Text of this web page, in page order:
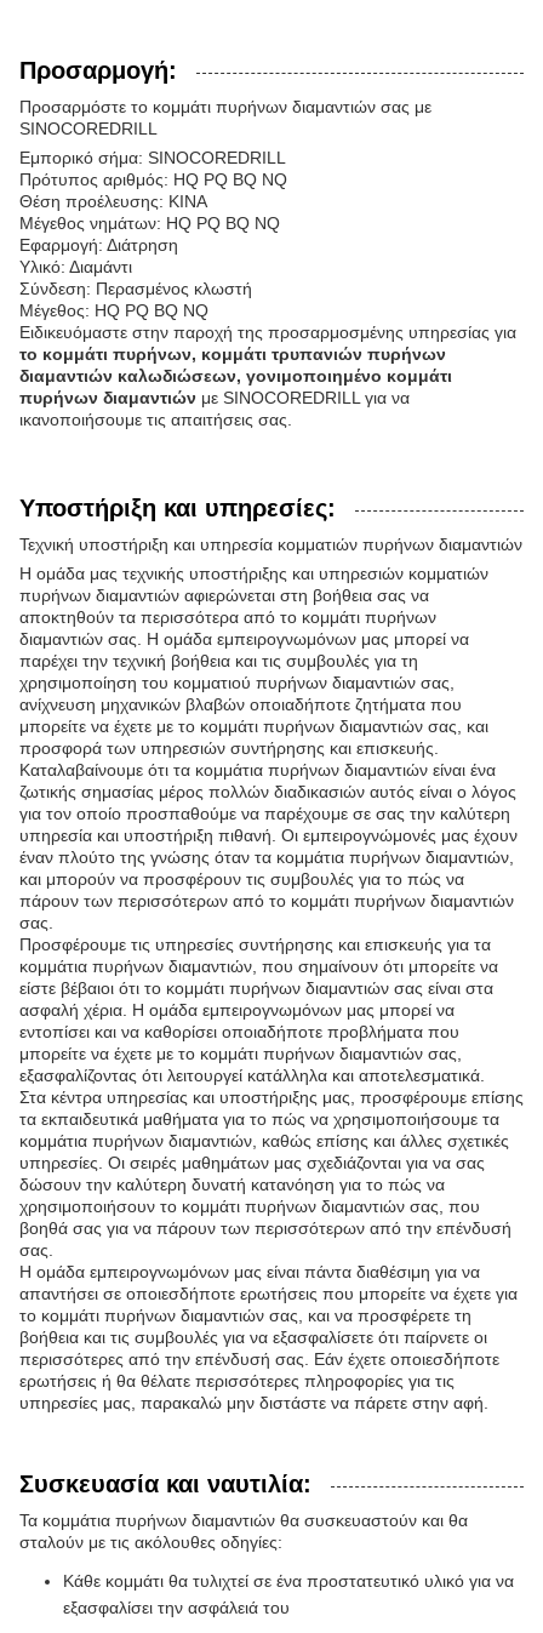
Προσαρμογή:
Προσαρμόστε το κομμάτι πυρήνων διαμαντιών σας με
SINOCOREDRILL
Εμπορικό σήμα: SINOCOREDRILL
Πρότυπος αριθμός: HQ PQ BQ NQ
Θέση προέλευσης: ΚΙΝΑ
Μέγεθος νημάτων: HQ PQ BQ NQ
Εφαρμογή: Διάτρηση
Υλικό: Διαμάντι
Σύνδεση: Περασμένος κλωστή
Μέγεθος: HQ PQ BQ NQ
Ειδικευόμαστε στην παροχή της προσαρμοσμένης υπηρεσίας για
το κομμάτι πυρήνων, κομμάτι τρυπανιών πυρήνων
διαμαντιών καλωδιώσεων, γονιμοποιημένο κομμάτι
πυρήνων διαμαντιών με SINOCOREDRILL για να
ικανοποιήσουμε τις απαιτήσεις σας.
Υποστήριξη και υπηρεσίες:
Τεχνική υποστήριξη και υπηρεσία κομματιών πυρήνων διαμαντιών
Η ομάδα μας τεχνικής υποστήριξης και υπηρεσιών κομματιών
πυρήνων διαμαντιών αφιερώνεται στη βοήθεια σας να
αποκτηθούν τα περισσότερα από το κομμάτι πυρήνων
διαμαντιών σας. Η ομάδα εμπειρογνωμόνων μας μπορεί να
παρέχει την τεχνική βοήθεια και τις συμβουλές για τη
χρησιμοποίηση του κομματιού πυρήνων διαμαντιών σας,
ανίχνευση μηχανικών βλαβών οποιαδήποτε ζητήματα που
μπορείτε να έχετε με το κομμάτι πυρήνων διαμαντιών σας, και
προσφορά των υπηρεσιών συντήρησης και επισκευής.
Καταλαβαίνουμε ότι τα κομμάτια πυρήνων διαμαντιών είναι ένα
ζωτικής σημασίας μέρος πολλών διαδικασιών αυτός είναι ο λόγος
για τον οποίο προσπαθούμε να παρέχουμε σε σας την καλύτερη
υπηρεσία και υποστήριξη πιθανή. Οι εμπειρογνώμονές μας έχουν
έναν πλούτο της γνώσης όταν τα κομμάτια πυρήνων διαμαντιών,
και μπορούν να προσφέρουν τις συμβουλές για το πώς να
πάρουν των περισσότερων από το κομμάτι πυρήνων διαμαντιών
σας.
Προσφέρουμε τις υπηρεσίες συντήρησης και επισκευής για τα
κομμάτια πυρήνων διαμαντιών, που σημαίνουν ότι μπορείτε να
είστε βέβαιοι ότι το κομμάτι πυρήνων διαμαντιών σας είναι στα
ασφαλή χέρια. Η ομάδα εμπειρογνωμόνων μας μπορεί να
εντοπίσει και να καθορίσει οποιαδήποτε προβλήματα που
μπορείτε να έχετε με το κομμάτι πυρήνων διαμαντιών σας,
εξασφαλίζοντας ότι λειτουργεί κατάλληλα και αποτελεσματικά.
Στα κέντρα υπηρεσίας και υποστήριξης μας, προσφέρουμε επίσης
τα εκπαιδευτικά μαθήματα για το πώς να χρησιμοποιήσουμε τα
κομμάτια πυρήνων διαμαντιών, καθώς επίσης και άλλες σχετικές
υπηρεσίες. Οι σειρές μαθημάτων μας σχεδιάζονται για να σας
δώσουν την καλύτερη δυνατή κατανόηση για το πώς να
χρησιμοποιήσουν το κομμάτι πυρήνων διαμαντιών σας, που
βοηθά σας για να πάρουν των περισσότερων από την επένδυσή
σας.
Η ομάδα εμπειρογνωμόνων μας είναι πάντα διαθέσιμη για να
απαντήσει σε οποιεσδήποτε ερωτήσεις που μπορείτε να έχετε για
το κομμάτι πυρήνων διαμαντιών σας, και να προσφέρετε τη
βοήθεια και τις συμβουλές για να εξασφαλίσετε ότι παίρνετε οι
περισσότερες από την επένδυσή σας. Εάν έχετε οποιεσδήποτε
ερωτήσεις ή θα θέλατε περισσότερες πληροφορίες για τις
υπηρεσίες μας, παρακαλώ μην διστάστε να πάρετε στην αφή.
Συσκευασία και ναυτιλία:
Τα κομμάτια πυρήνων διαμαντιών θα συσκευαστούν και θα
σταλούν με τις ακόλουθες οδηγίες:
Κάθε κομμάτι θα τυλιχτεί σε ένα προστατευτικό υλικό για να
εξασφαλίσει την ασφάλειά του